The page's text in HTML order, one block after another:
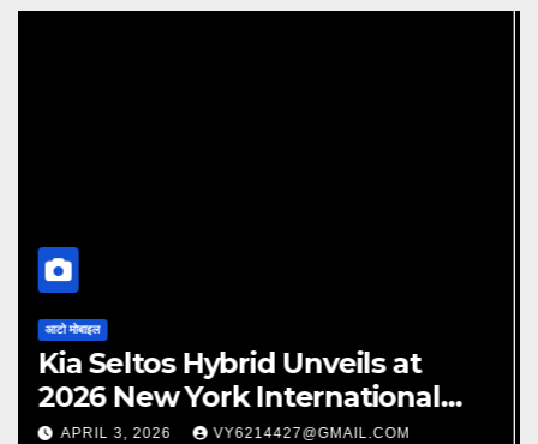
आटो मोबाइल
Renault Duster
FEBRUARY 26, 2026 VY6214427@GMAIL.COM